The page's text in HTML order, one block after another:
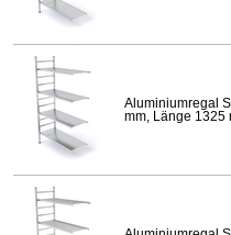
Aluminiumregal
mm, Länge 1325